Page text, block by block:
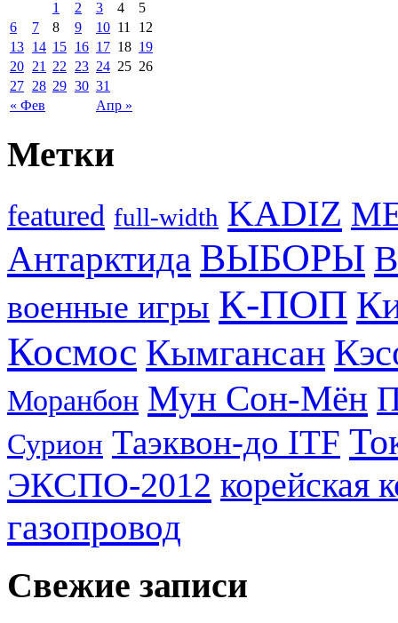
« Фев Апр »
1 2 3 4
5
6
7 8 9 10 11
12
13 14 15 16 17 18 19
20 21 22 23 24 25 26
27 28 29 30 31
Метки
featured full-width KADIZ
Антарктида ВЫБОРЫ
военные игры К-ПОП
Космос Кымгансан
Моранбон Мун Сон-Мён
Сурион Таэквон-до ITF
ЭКСПО-2012 корейская
газопровод
Свежие записи